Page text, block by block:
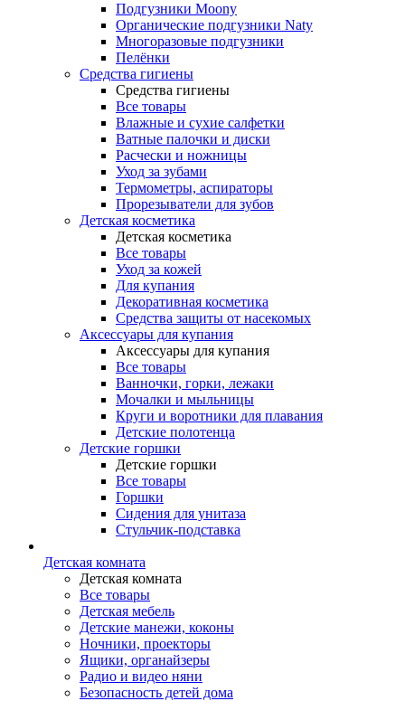
Подгузники Moony
Органические подгузники Naty
Многоразовые подгузники
Пелёнки
Средства гигиены
Средства гигиены
Все товары
Влажные и сухие салфетки
Ватные палочки и диски
Расчески и ножницы
Уход за зубами
Термометры, аспираторы
Прорезыватели для зубов
Детская косметика
Детская косметика
Все товары
Уход за кожей
Для купания
Декоративная косметика
Средства защиты от насекомых
Аксессуары для купания
Аксессуары для купания
Все товары
Ванночки, горки, лежаки
Мочалки и мыльницы
Круги и воротники для плавания
Детские полотенца
Детские горшки
Детские горшки
Все товары
Горшки
Сидения для унитаза
Стульчик-подставка
Детская комната
Детская комната
Все товары
Детская мебель
Детские манежи, коконы
Ночники, проекторы
Ящики, органайзеры
Радио и видео няни
Безопасность детей дома